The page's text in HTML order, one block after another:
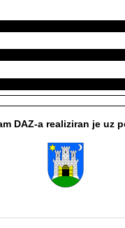
DAZ-a realiziran je uz